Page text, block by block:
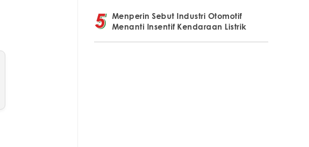
Menperin Sebut Industri Otomotif
Menanti Insentif Kendaraan Listrik